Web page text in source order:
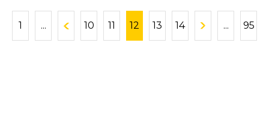
1 ... 10 11 12 13 14 ... 95